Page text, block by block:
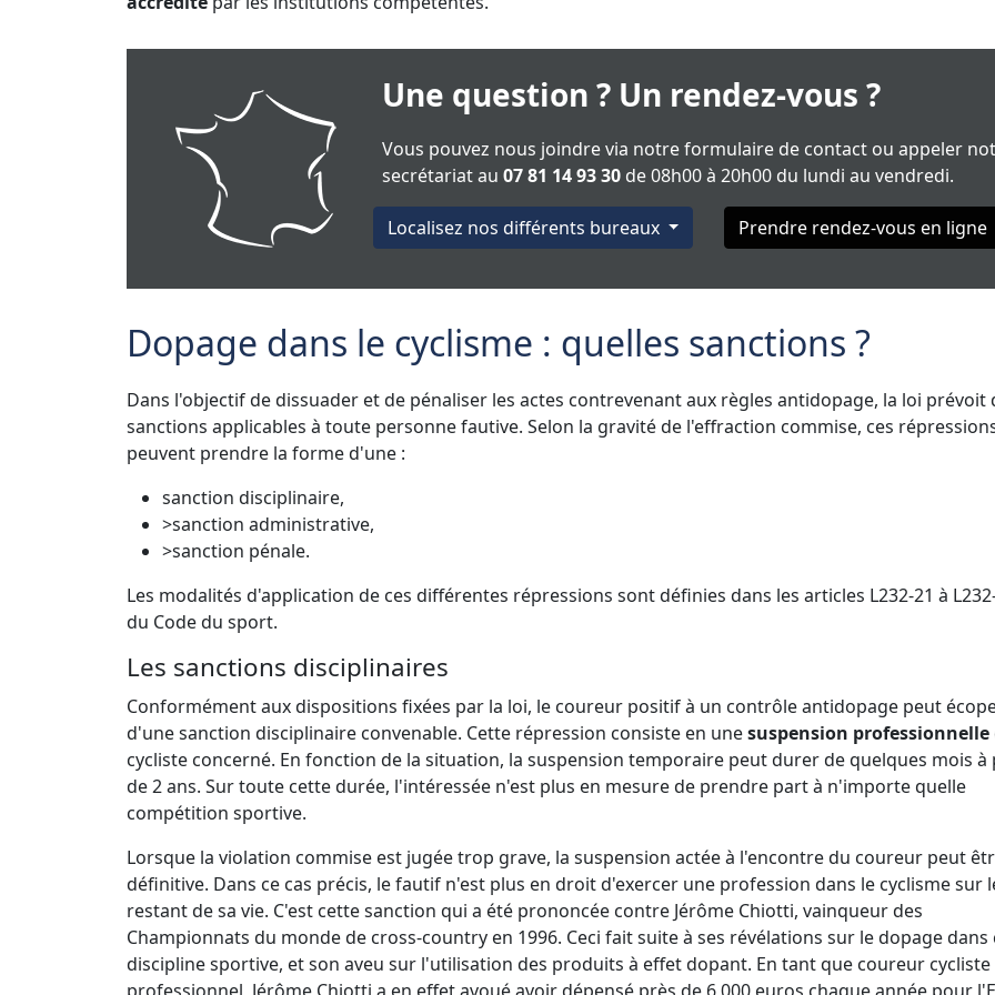
Une question ? Un rendez-vous ?
Vous pouvez nous joindre via notre formulaire de contact ou appeler
secrétariat au 07 81 14 93 30de 08h00 à 20h00 du lundi au vendredi.
Localisez nos différents bureaux Prendre rendez-vous en ligne
Dopage dans le cyclisme : quelles sanctions ?
Dans l'objectif de dissuader et de pénaliser les actes contrevenant aux règles antidopage, la loi prévoit
sanctions applicables à toute personne fautive. Selon la gravité de l'effraction commise, ces
peuvent prendre la forme d'une :
sanction disciplinaire,
>sanction administrative,
>sanction pénale.
Les modalités d'application de ces différentes répressions sont définies dans les articles L232-21 à
du Code du sport.
Les sanctions disciplinaires
Conformément aux dispositions fixées par la loi, le coureur positif à un contrôle antidopage peut
d'une sanction disciplinaire convenable. Cette répression consiste en unesuspension professionnelle
cycliste concerné. En fonction de la situation, la suspension temporaire peut durer de quelques mois à
de 2 ans. Sur toute cette durée, l'intéressée n'est plus en mesure de prendre part à n'importe quelle
compétition sportive.
Lorsque la violation commise est jugée trop grave, la suspension actée à l'encontre du coureur peut
définitive. Dans ce cas précis, le fautif n'est plus en droit d'exercer une profession dans le cyclisme sur
restant de sa vie. C'est cette sanction qui a été prononcée contre Jérôme Chiotti, vainqueur des
Championnats du monde de cross-country en 1996. Ceci fait suite à ses révélations sur le dopage dans
discipline sportive, et son aveu sur l'utilisation des produits à effet dopant. En tant que coureur cycliste